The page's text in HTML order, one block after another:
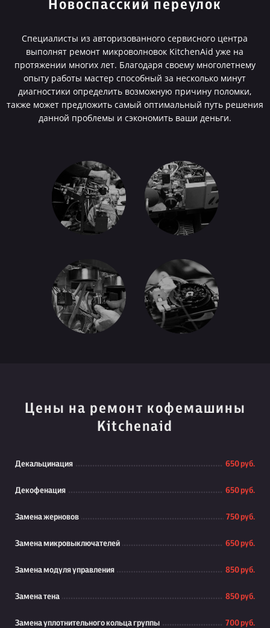
Новоспасский переулок
Специалисты из авторизованного сервисного центра
выполнят ремонт микроволновок KitchenAid уже на
протяжении многих лет. Благодаря своему многолетнему
опыту работы мастер способный за несколько минут
диагностики определить возможную причину поломки,
также может предложить самый оптимальный путь решения
данной проблемы и сэкономить ваши деньги.
Цены на ремонт кофемашины
Kitchenaid
Декальцинация 650 руб.
Декофенация 650 руб.
Замена жерновов 750 руб.
Замена микровыключателей 650 руб.
Замена модуля управления 850 руб.
Замена тена 850 руб.
Замена уплотнительного кольца группы 700 руб.